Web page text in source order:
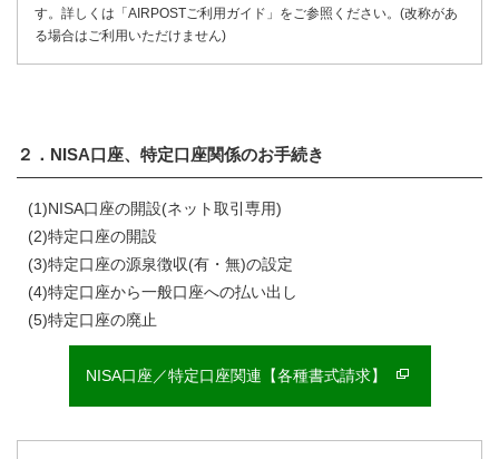
す。詳しくは「AIRPOSTご利用ガイド」をご参照ください。(改称があ
る場合はご利用いただけません)
２．NISA口座、特定口座関係のお手続き
(1)NISA口座の開設(ネット取引専用)
(2)特定口座の開設
(3)特定口座の源泉徴収(有・無)の設定
(4)特定口座から一般口座への払い出し
(5)特定口座の廃止
NISA口座／特定口座関連【各種書式請求】